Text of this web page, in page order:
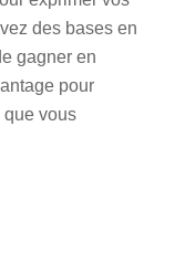
des bases en
gagner en
pour
que vous